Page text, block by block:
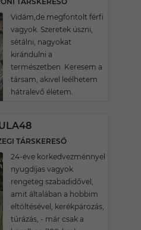
Vidám,de megfontolt férfi
vagyok. Szeretek úszni,
sétálni, nagyokat
kirándulni a
természetben. Keresem a
társam, akivel leélhetem
hátralevő életem.
TÁRSKERESŐ
24-éve korkedvezménnyel
nyugdíjas vagyok
rengeteg szabadidővel,
amit általában a hobbim
eltöltésével, kerékpározás,
túrázás, - már csak a